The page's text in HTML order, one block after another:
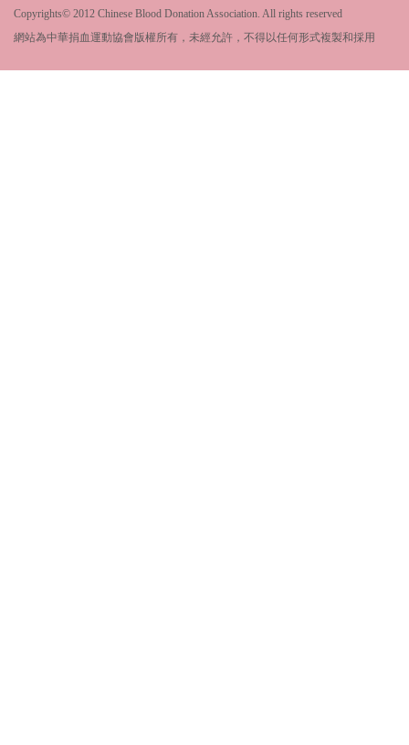
Copyrights© 2012 Chinese Blood Donation Association. All rights reserved
網站為中華捐血運動協會版權所有，未經允許，不得以任何形式複製和採用